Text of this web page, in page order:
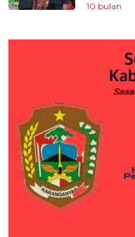
10 bulan